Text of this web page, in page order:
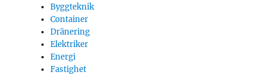
Byggteknik
Container
Dränering
Elektriker
Energi
Fastighet